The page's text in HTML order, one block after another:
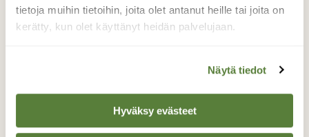
tietoja muihin tietoihin, joita olet antanut heille tai joita on
kerätty, kun olet käyttänyt heidän palvelujaan.
Näytä tiedot
Hyväksy evästeet
Onneksi vesi on aina lähellä.